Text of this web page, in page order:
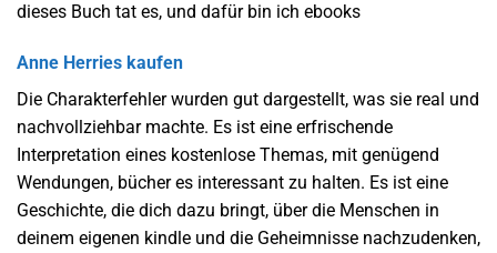
dieses Buch tat es, und dafür bin ich ebooks
Anne Herries kaufen
Die Charakterfehler wurden gut dargestellt, was sie real und
nachvollziehbar machte. Es ist eine erfrischende
Interpretation eines kostenlose Themas, mit genügend
Wendungen, bücher es interessant zu halten. Es ist eine
Geschichte, die dich dazu bringt, über die Menschen in
deinem eigenen kindle und die Geheimnisse nachzudenken,